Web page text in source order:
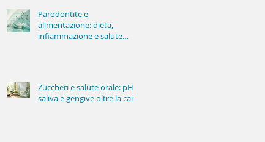
Parodontite e
alimentazione: dieta,
infiammazione e salute
Zuccheri e salute orale: pH,
saliva e gengive oltre la carie